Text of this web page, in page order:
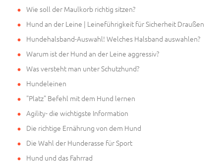
Wie soll der Maulkorb richtig sitzen?
Hund an der Leine | Leineführigkeit für Sicherheit Draußen
Hundehalsband-Auswahl! Welches Halsband auswahlen?
Warum ist der Hund an der Leine aggressiv?
Was versteht man unter Schutzhund?
Hundeleinen
"Platz" Befehl mit dem Hund lernen
Agility- die wichtigste Information
Die richtige Ernährung von dem Hund
Die Wahl der Hunderasse für Sport
Hund und das Fahrrad